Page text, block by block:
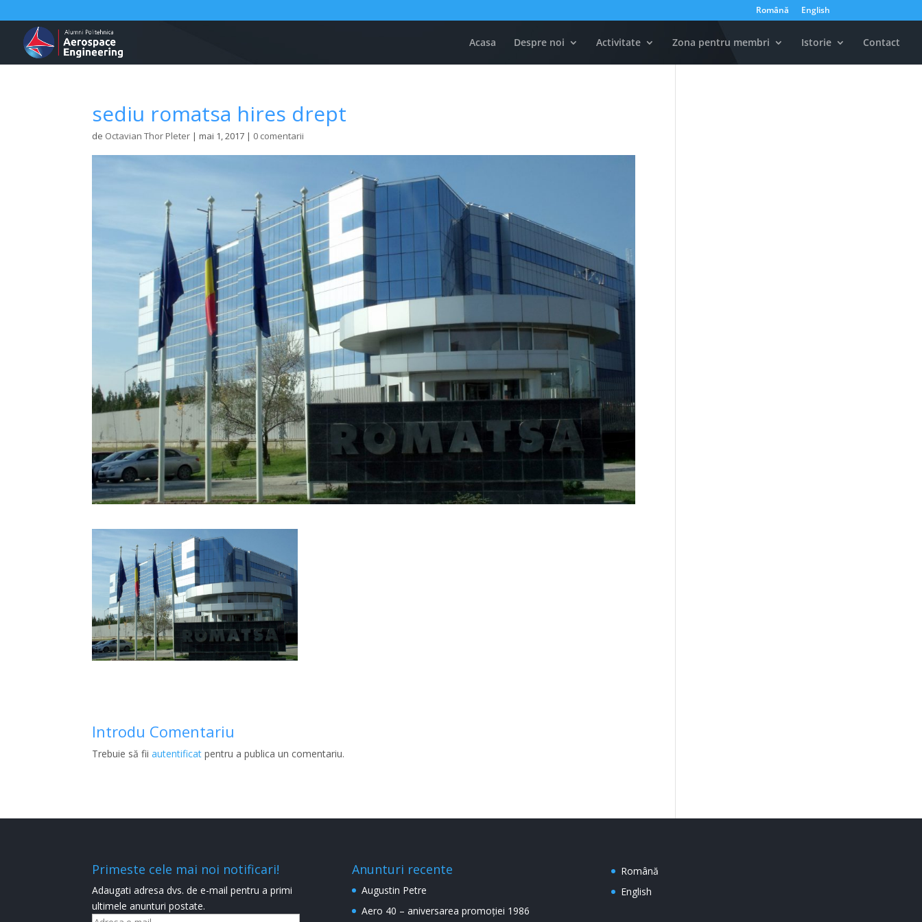
Română English
Acasa Despre noi Activitate Zona pentru membri Istorie Contact
sediu romatsa hires drept
de Octavian Thor Pleter |mai 1, 2017 | 0 comentarii
Introdu Comentariu
Trebuie să fiiautentificat pentru a publica un comentariu.
Primeste cele mai noi notificari!
Adaugati adresa dvs. de e-mail pentru a primi
ultimele anunturi postate.
Anunturi recente
Augustin Petre
Aero 40 – aniversarea promoției 1986
Română
English